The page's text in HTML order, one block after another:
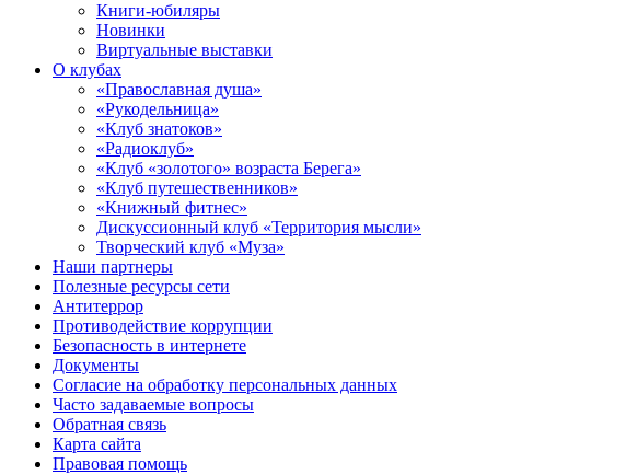
Книги-юбиляры
Новинки
Виртуальные выставки
О клубах
«Православная душа»
«Рукодельница»
«Клуб знатоков»
«Радиоклуб»
«Клуб «золотого» возраста Берега»
«Клуб путешественников»
«Книжный фитнес»
Дискуссионный клуб «Территория мысли»
Творческий клуб «Муза»
Наши партнеры
Полезные ресурсы сети
Антитеррор
Противодействие коррупции
Безопасность в интернете
Документы
Согласие на обработку персональных данных
Часто задаваемые вопросы
Обратная связь
Карта сайта
Правовая помощь